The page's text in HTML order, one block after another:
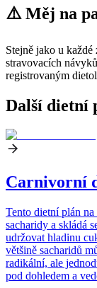
⚠️ Měj na
Stejně jako u každé
stravovacích
registrovaným
Další dietní
Carnivorní
Tento dietní plán
sacharidy a skládá
udržovat hladinu
většině sacharidů
radikální, ale
pod dohledem a